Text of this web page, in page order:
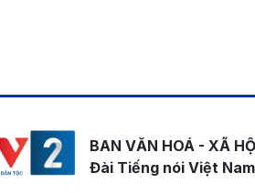
BAN VĂN HOÁ - XÃ
Đài Tiếng nói Việt Nam